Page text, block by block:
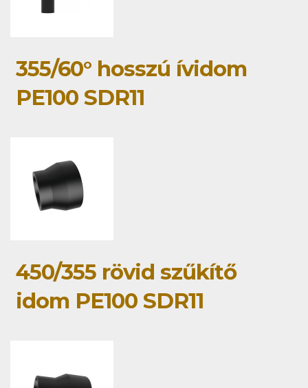
355/60° hosszú ívidom
PE100 SDR11
450/355 rövid szűkítő
idom PE100 SDR11